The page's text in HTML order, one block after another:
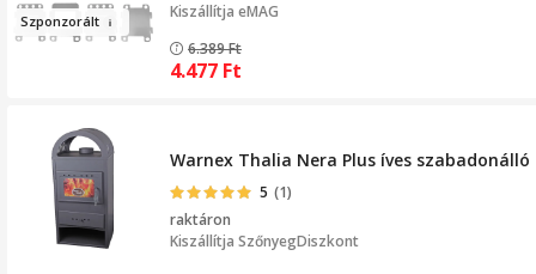
Szponzorált
Kiszállítja eMAG
6.389Ft
4.477 Ft
Warnex Thalia Nera Plus íves
5 (1)
raktáron
Kiszállítja SzőnyegDiszkont